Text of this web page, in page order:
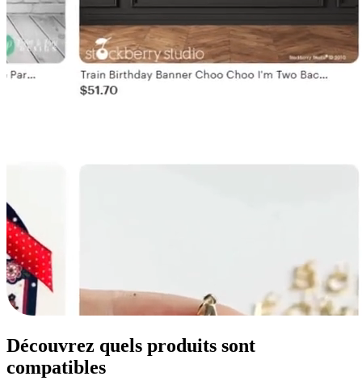
Découvrez quels produits sont
compatibles